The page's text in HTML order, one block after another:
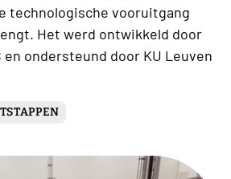
technologische vooruitgang
Het werd ontwikkeld door
en ondersteund door KU Leuven